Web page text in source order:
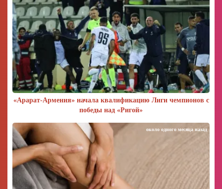
«Арарат‑Армения» начала квалификацию Лиги чемпионов с
победы над «Ригой»
около одного месяца назад